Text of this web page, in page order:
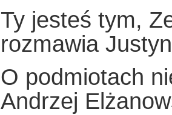
Ty jesteś tym,
rozmawia
O podmiotach
Andrzej